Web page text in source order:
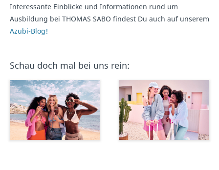
Interessante Einblicke und Informationen rund um
Ausbildung bei THOMAS SABO findest Du auch auf unserem
Azubi-Blog!
Schau doch mal bei uns rein: